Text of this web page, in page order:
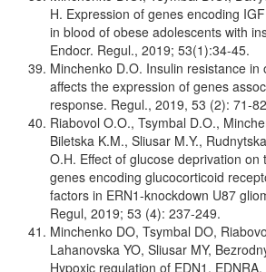
H. Expression of genes encoding
in blood of obese adolescents with
Endocr. Regul., 2019; 53(1):34-45.
Minchenko D.O. Insulin resistance in
affects the expression of genes
response. Regul., 2019, 53 (2): 71-
Riabovol O.O., Tsymbal D.O.,
Biletska K.M., Sliusar M.Y.,
O.H. Effect of glucose deprivation on
genes encoding glucocorticoid
factors in ERN1-knockdown U87
Regul, 2019; 53 (4): 237-249.
Minchenko DO, Tsymbal DO,
Lahanovska YO, Sliusar MY,
Hypoxic regulation of EDN1, EDNRA,